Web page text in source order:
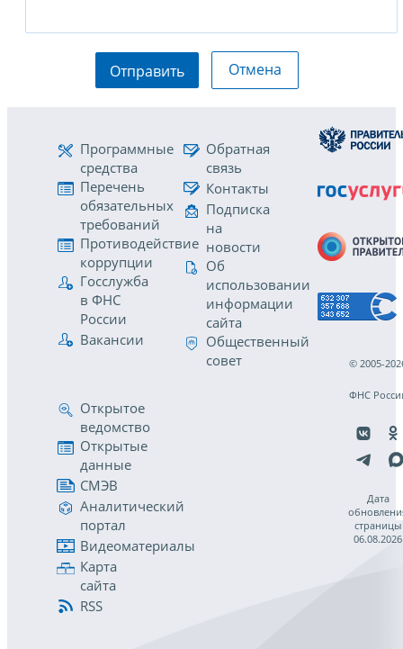
Отправить Отмена
Программные
средства
Перечень
обязательных
требований
Противодействие
коррупции
Госслужба
в ФНС
России
Вакансии
Обратная
связь
Контакты
Подписка
на
новости
Об
использовании
информации
сайта
Общественный
совет
Открытое
ведомство
Открытые
данные
СМЭВ
Аналитический
портал
Видеоматериалы
Карта
сайта
RSS
© 2005-
ФНС
Дата
страницы
06.08.2026